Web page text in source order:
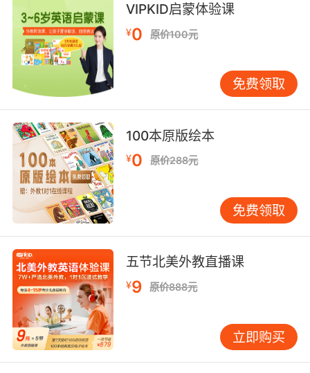
VIPKID启蒙体验课
¥0 原价100元
免费领取
100本原版绘本
¥0 原价288元
免费领取
五节北美外教直播课
¥9 原价888元
立即购买